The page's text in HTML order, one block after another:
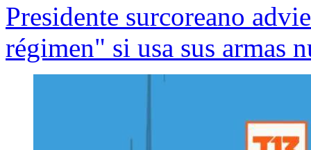
Presidente surcoreano
régimen" si usa sus armas